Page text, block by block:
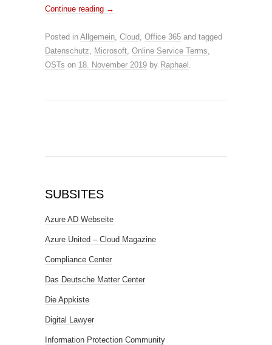
Continue reading →
Posted in Allgemein, Cloud, Office 365 and tagged
Datenschutz, Microsoft, Online Service Terms,
OSTs on 18. November 2019 by Raphael .
SUBSITES
Azure AD Webseite
Azure United – Cloud Magazine
Compliance Center
Das Deutsche Matter Center
Die Appkiste
Digital Lawyer
Information Protection Community